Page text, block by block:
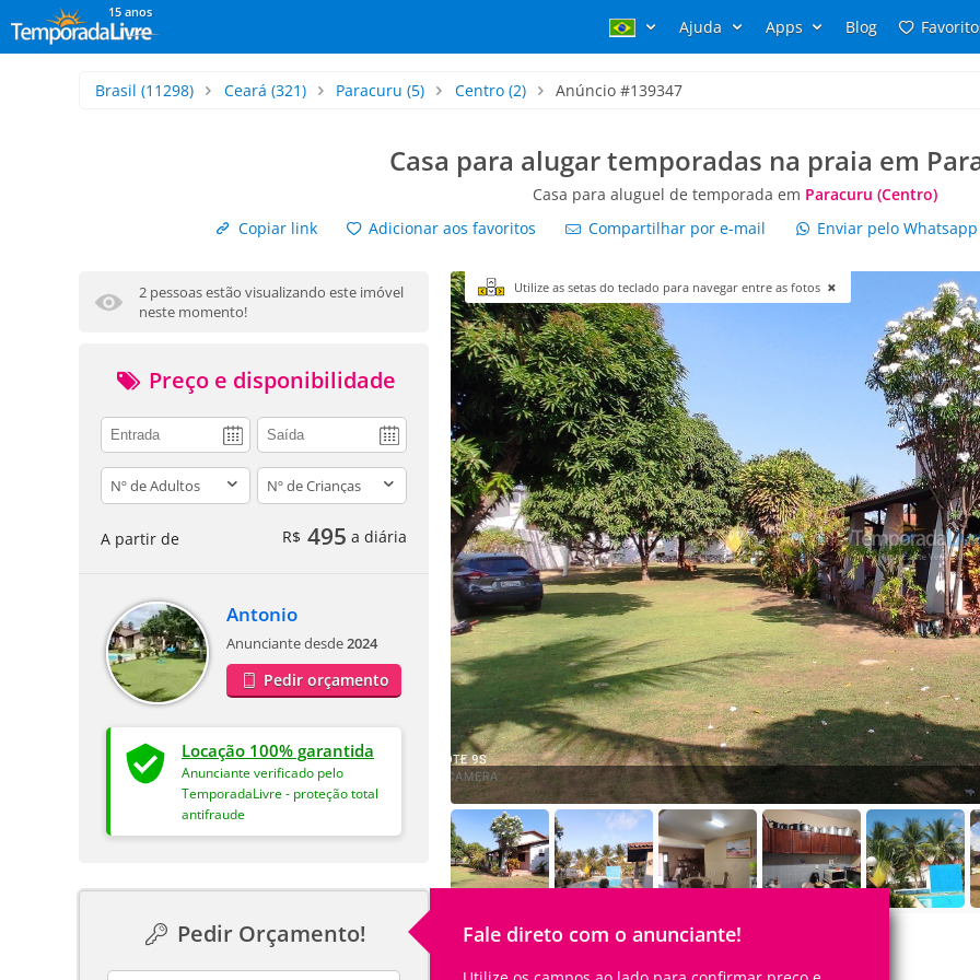
15 anos
Ajuda Apps Blog
Brasil (11298) Ceará (321) Paracuru (5) Centro(2) Anúncio #139347
Casa para alugar temporadas na praia em
Casa para aluguel de temporada em Paracuru (Centro)
Copiar link
Adicionar aos favoritos Compartilhar por e-mail Enviar pelo
2 pessoas estão visualizando este imóvel
neste momento!
Preço e disponibilidade
adults children
A partir de R$ 495 a diária
Antonio
Anunciante desde2024
Pedir orçamento
Locação 100% garantida
Anunciante verificado pelo
TemporadaLivre - proteção total
antifraude
Pedir Orçamento! Fale direto com o anunciante!
Utilize as setas do teclado para navegar entre as fotos